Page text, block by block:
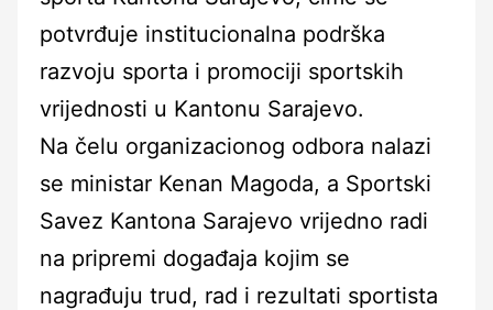
potvrđuje institucionalna podrška
razvoju sporta i promociji sportskih
vrijednosti u Kantonu Sarajevo.
Na čelu organizacionog odbora nalazi
se ministar Kenan Magoda, a Sportski
Savez Kantona Sarajevo vrijedno radi
na pripremi događaja kojim se
nagrađuju trud, rad i rezultati sportista